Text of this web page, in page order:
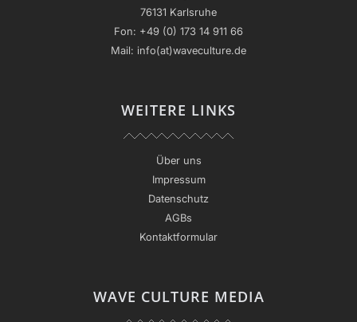
76131 Karlsruhe
Fon: +49 (0) 173 14 911 66
Mail: info(at)waveculture.de
WEITERE LINKS
Über uns
Impressum
Datenschutz
AGBs
Kontaktformular
WAVE CULTURE MEDIA